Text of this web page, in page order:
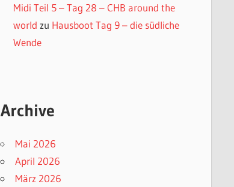
Midi Teil 5 – Tag 28 – CHB around the
world zu Hausboot Tag 9 – die südliche
Wende
Archive
Mai 2026
April 2026
März 2026